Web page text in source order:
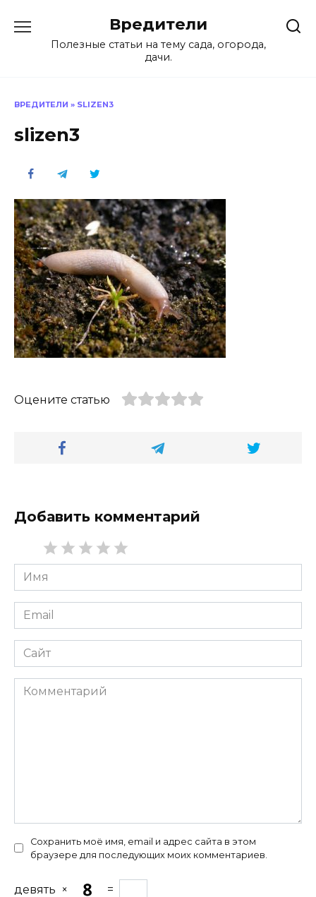
содержанию
Вредители
Полезные статьи на тему сада, огорода,
дачи.
ВРЕДИТЕЛИ » SLIZEN3
slizen3
Оцените статью
Добавить комментарий
Имя
*
Email
*
Сайт
Комментарий
Сохранить моё имя, email и адрес сайта в этом
браузере для последующих моих комментариев.
девять × =